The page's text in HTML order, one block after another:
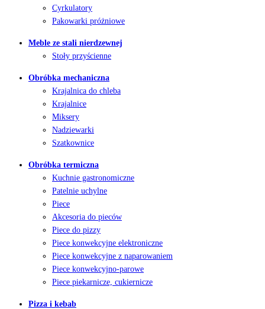
Cyrkulatory
Pakowarki próżniowe
Meble ze stali nierdzewnej
Stoły przyścienne
Obróbka mechaniczna
Krajalnica do chleba
Krajalnice
Miksery
Nadziewarki
Szatkownice
Obróbka termiczna
Kuchnie gastronomiczne
Patelnie uchylne
Piece
Akcesoria do pieców
Piece do pizzy
Piece konwekcyjne elektroniczne
Piece konwekcyjne z naparowaniem
Piece konwekcyjno-parowe
Piece piekarnicze, cukiernicze
Pizza i kebab